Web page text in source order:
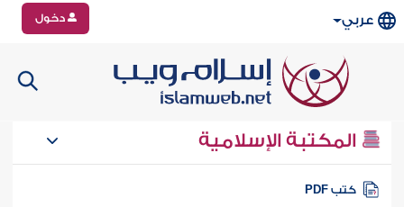
عربي دخول
المكتبة الإسلامية